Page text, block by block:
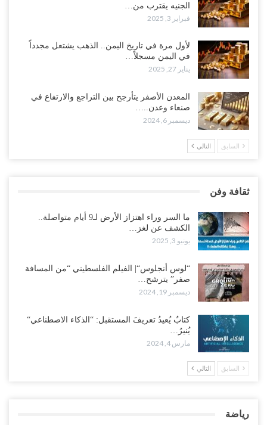
الجنيه يقترب من…
فبراير 3, 2025
لأول مرة في تاريخ اليمن.. الذهب يشتعل مجدداً
في اليمن مسجلاً…
يناير 27, 2025
المعدن الأصفر يتأرجح بين التراجع والارتفاع في
صنعاء وعدن..…
ديسمبر 6, 2024
السابق التالي
ثقافة وفن
ما السر وراء اهتزاز الأرض لـ9 أيام متواصلة..
الكشف عن لغز…
يونيو 3, 2025
“لوس أنجلوس“| الفيلم الفلسطيني “من المسافة
صفر” يترشح…
ديسمبر 19, 2024
كتابٌ يُعيدُ تعريفَ المستقبل: “الذكاء الاصطناعي“
يُنيرُ…
مارس 4, 2024
السابق التالي
رياضة